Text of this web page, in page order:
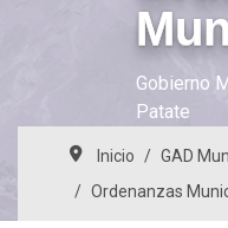
Gobierno
Patate
Inicio GAD
Ordenanzas